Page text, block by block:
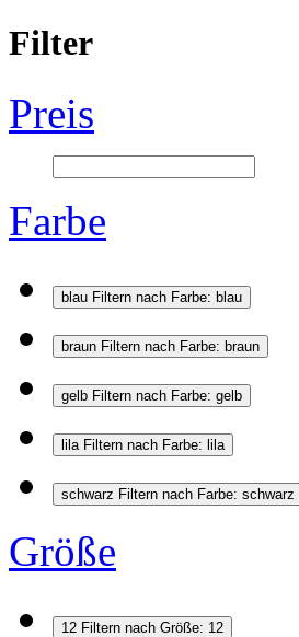
Filter
Preis
Farbe
blau Filtern nach Farbe: blau
braun Filtern nach Farbe: braun
gelb Filtern nach Farbe: gelb
lila Filtern nach Farbe: lila
schwarz Filtern nach Farbe: schwarz
Größe
12 Filtern nach Größe: 12